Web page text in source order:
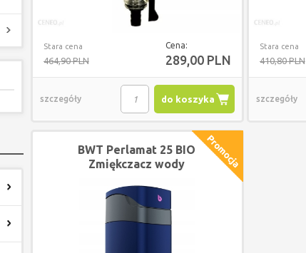
Stara cena
464,90 PLN
Cena:
289,00 PLN
do koszyka
szczegóły
Stara cena
410,80 PLN
szczegóły
BWT Perlamat 25 BIO
Zmiękczacz wody
240102462